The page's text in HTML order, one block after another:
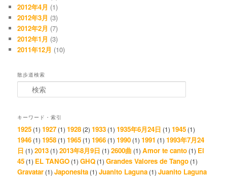
2012年4月 (1)
2012年3月 (3)
2012年2月 (7)
2012年1月 (3)
2011年12月 (10)
散歩道検索
キーワード・索引
1925 (1)1927 (1)1928 (2)1933 (1)1935年6月24日 (1)1945 (1)
1946 (1)1958 (1)1965 (1)1966 (1)1990 (1)1991 (1)1993年7月24
日 (1)2013 (1)2013年8月9日 (1)2600曲 (1)Amor te canto (1) El
45 (1) EL TANGO (1)GHQ (1)Grandes Valores de Tango (1)
Gravatar (1)Japonesita (1)Juanito Laguna (1)Juanito Laguna